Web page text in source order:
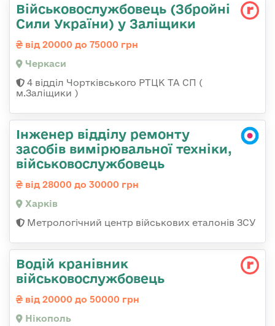
Військовослужбовець (Збройні
Сили України) у Заліщики
від 20000 до 75000 грн
Черкаси
4 відділ Чортківського РТЦК ТА СП (
м.Заліщики )
Інженер відділу ремонту
засобів вимірювальної техніки,
військовослужбовець
від 28000 до 30000 грн
Харків
Метрологічний центр військових еталонів ЗСУ
Водій кранівник
військовослужбовець
від 20000 до 50000 грн
Нікополь